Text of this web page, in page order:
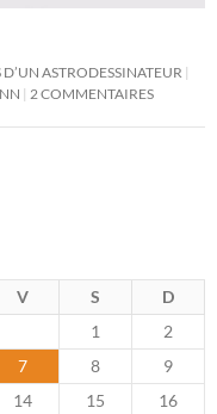
D’UN ASTRODESSINATEUR
2 COMMENTAIRES
V S
D
1
2
7 8
9
14 15
16